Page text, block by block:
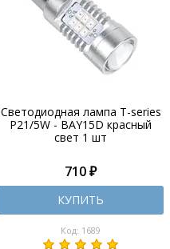
Светодиодная лампа T-series
P21/5W - BAY15D красный
свет 1 шт
710 ₽
КУПИТЬ
Код: 1689